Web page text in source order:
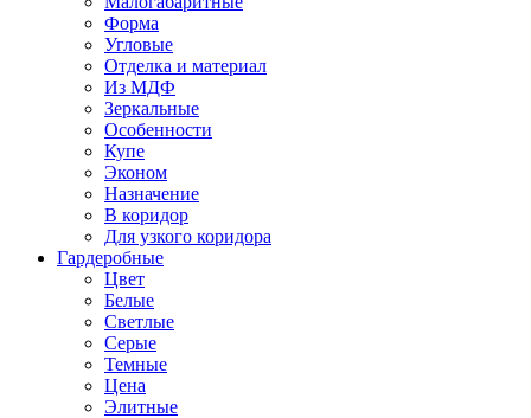
Форма
Угловые
Отделка и материал
Из МДФ
Зеркальные
Особенности
Купе
Эконом
Назначение
В коридор
Для узкого коридора
Гардеробные
Цвет
Белые
Светлые
Серые
Темные
Цена
Элитные